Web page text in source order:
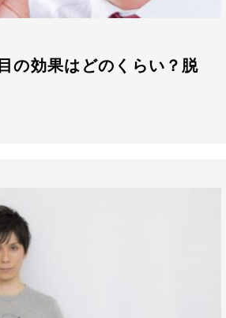
の効果はどのくらい？脱